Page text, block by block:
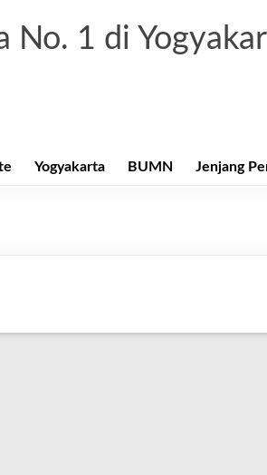
No. 1 di
Yogyakarta BUMN Jenjang